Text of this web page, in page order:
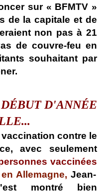
sur « BFMTV »
de la capitale et de
non pas à 21
de couvre-feu en
souhaitant par
D'ANNÉE
contre le
avec seulement
vaccinées
Allemagne, Jean-
montré bien